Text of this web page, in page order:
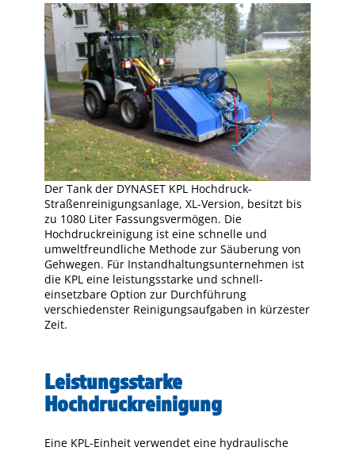
Der Tank der DYNASET KPL Hochdruck-
Straßenreinigungsanlage, XL-Version, besitzt bis
zu 1080 Liter Fassungsvermögen. Die
Hochdruckreinigung ist eine schnelle und
umweltfreundliche Methode zur Säuberung von
Gehwegen. Für Instandhaltungsunternehmen ist
die KPL eine leistungsstarke und schnell-
einsetzbare Option zur Durchführung
verschiedenster Reinigungsaufgaben in kürzester
Zeit.
Leistungsstarke
Hochdruckreinigung
Eine KPL-Einheit verwendet eine hydraulische